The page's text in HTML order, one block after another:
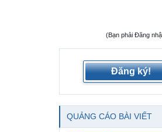
(Bạn phải Đăng
Đăng ký!
QUẢNG CÁO BÀI VIẾT